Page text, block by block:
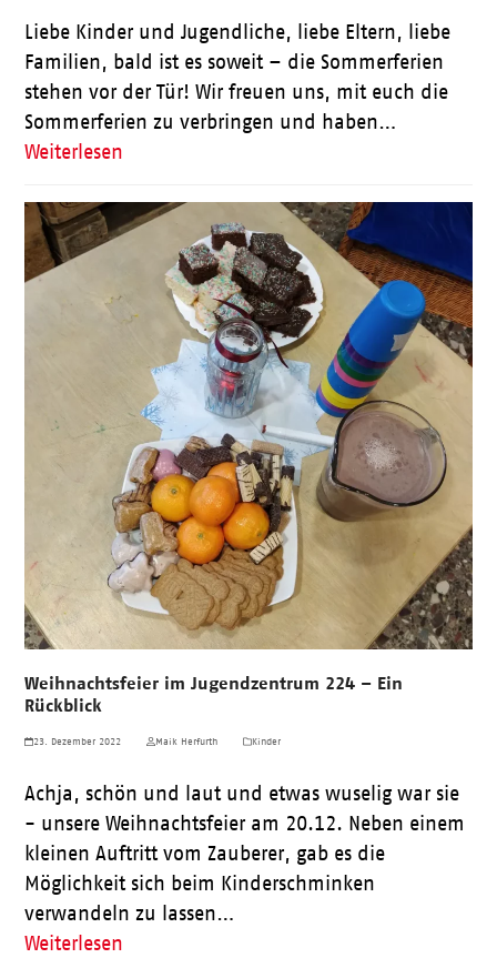
Liebe Kinder und Jugendliche, liebe Eltern, liebe
Familien, bald ist es soweit – die Sommerferien
stehen vor der Tür! Wir freuen uns, mit euch die
Sommerferien zu verbringen und haben…
Weiterlesen
Weihnachtsfeier im Jugendzentrum 224 – Ein
Rückblick
23. Dezember 2022 Maik Herfurth Kinder
Achja, schön und laut und etwas wuselig war sie
- unsere Weihnachtsfeier am 20.12. Neben einem
kleinen Auftritt vom Zauberer, gab es die
Möglichkeit sich beim Kinderschminken
verwandeln zu lassen…
Weiterlesen